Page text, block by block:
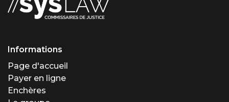
Informations
Page d'accueil
Payer en ligne
Enchères